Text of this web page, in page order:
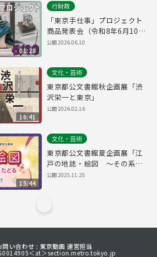
01:28
行財政
「東京手仕事」プロジェクト
商品発表会（令和8年6月10日
東京デイリーニュース
公開2026.06.10
16:41
文化・芸術
東京都公文書館秋企画展「渋
沢栄一と東京」
公開2026.02.16
15:44
文化・芸術
東京都公文書館夏企画展「江
戸の地誌・絵図 ～その系譜
をたどる」
公開2025.11.25
問い合わせ : 東京動画 運営担当
＜at＞section.metro.tokyo.jp